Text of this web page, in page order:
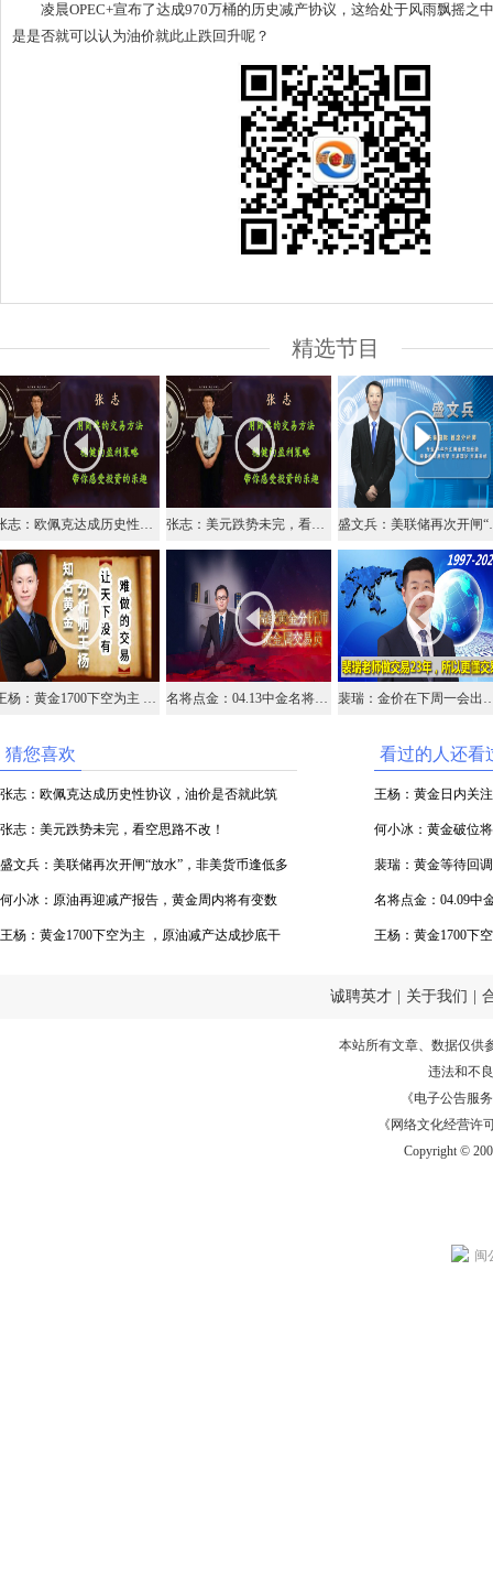
凌晨OPEC+宣布了达成970万桶的历史减产协议，这给处于风雨飘摇之
是是否就可以认为油价就此止跌回升呢？
精选节目
张志：欧佩克达成历史性协议，油价是否就此筑底？ 张志：美元跌势未完，看空思路不改！ 盛文兵
王杨：黄金1700下空为主 ，原油减产达成抄底干多！ 名将点金：04.13中金名将在线视频直播黄金外汇原油 裴瑞：金价在下周一会出现
猜您喜欢
张志：欧佩克达成历史性协议，油价是否就此筑
底？
张志：美元跌势未完，看空思路不改！
盛文兵：美联储再次开闸“放水”，非美货币逢低多
何小冰：原油再迎减产报告，黄金周内将有变数
王杨：黄金1700下空为主 ，原油减产达成抄底干
看过的人还看
王杨：黄金日内关
涨！
何小冰：黄金破位
宣判
裴瑞：黄金等待回
名将点金：04.09中
油
王杨：黄金1700下
诚聘英才 关于我们
本站所有文章、数据仅供
违法和不
《电子公告服务
《网络文化经营许
Copyright ©
闽